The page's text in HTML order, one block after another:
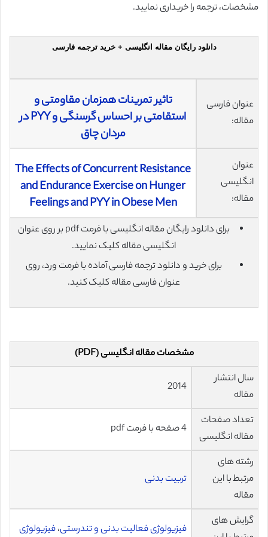
مشخصات، ترجمه را خریداری نمایید.
دانلود رایگان مقاله انگلیسی + خرید ترجمه فارسی
عنوان فارسی
مقاله:
تاثیر تمرینات همزمان مقاومتی و
استقامتی بر احساس گرسنگی و PYY در
مردان چاق
عنوان
انگلیسی
مقاله:
The Effects of Concurrent Resistance
and Endurance Exercise on Hunger
Feelings and PYY in Obese Men
برای دانلود رایگان مقاله انگلیسی با فرمت pdf بر روی عنوان
انگلیسی مقاله کلیک نمایید.
برای خرید و دانلود ترجمه فارسی آماده با فرمت ورد، روی
عنوان فارسی مقاله کلیک کنید.
مشخصات مقاله انگلیسی (PDF)
سال انتشار
مقاله
2014
تعداد صفحات
مقاله انگلیسی
4 صفحه با فرمت pdf
رشته های
مرتبط با این
مقاله
تربیت بدنی
گرایش های
فیزیولوژی فعالیت بدنی و تندرستی،فیزیولوژی